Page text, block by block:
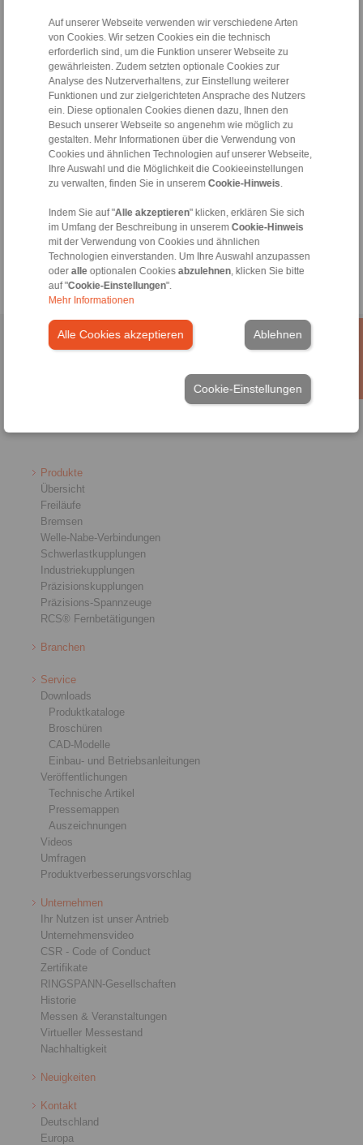
Auf unserer Webseite verwenden wir verschiedene Arten
von Cookies. Wir setzen Cookies ein die technisch
erforderlich sind, um die Funktion unserer Webseite zu
gewährleisten. Zudem setzten optionale Cookies zur
Analyse des Nutzerverhaltens, zur Einstellung weiterer
Funktionen und zur zielgerichteten Ansprache des Nutzers
ein. Diese optionalen Cookies dienen dazu, Ihnen den
Besuch unserer Webseite so angenehm wie möglich zu
gestalten. Mehr Informationen über die Verwendung von
Cookies und ähnlichen Technologien auf unserer Webseite,
Ihre Auswahl und die Möglichkeit die Cookieeinstellungen
zu verwalten, finden Sie in unserem Cookie-Hinweis
Indem Sie auf "Alle akzeptieren" klicken, erklären Sie sich
im Umfang der Beschreibung in unserem Cookie-Hinweis
mit der Verwendung von Cookies und ähnlichen
Technologien einverstanden. Um Ihre Auswahl anzupassen
oder alleoptionalen Cookies abzulehnen, klicken Sie bitte
auf "Cookie-Einstellungen".
Mehr Informationen
Alle Cookies akzeptieren Ablehnen
Cookie-Einstellungen
Hotline Vertrieb:
+49 6172 275-431
sales.kb@ringspann.de
Hotline Technik:
+49 6172 275-430
tech.bnk@ringspann.de
Werktags von 08:00 bis 18:00 Uhr
Tools
Berechnungstool
Home|Kontaktformular|Impressum Datenschutzerklärung
Produkte
Übersicht
Freiläufe
Bremsen
Welle-Nabe-Verbindungen
Schwerlastkupplungen
Industriekupplungen
Präzisionskupplungen
Präzisions-Spannzeuge
RCS® Fernbetätigungen
Branchen
Service
Downloads
Produktkataloge
Broschüren
CAD-Modelle
Einbau- und Betriebsanleitungen
Veröffentlichungen
Technische Artikel
Pressemappen
Auszeichnungen
Videos
Umfragen
Produktverbesserungsvorschlag
Unternehmen
Ihr Nutzen ist unser Antrieb
Unternehmensvideo
CSR - Code of Conduct
Zertifikate
RINGSPANN-Gesellschaften
Historie
Messen & Veranstaltungen
Virtueller Messestand
Nachhaltigkeit
Neuigkeiten
Kontakt
Deutschland
Europa